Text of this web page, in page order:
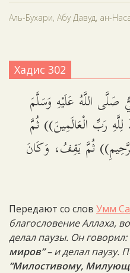
Аль-Бухари, Абу Давуд, ан-
Хадис 302
اللَّهُ عَلَيْهِ وَسَلَّمَ
رَبِّ الْعَالَمِينَ)) ثُمَّ
ثُمَّ يَقِفُ، وَكَانَ
Передают со слов Умм
благословение Аллаха,
делал паузы. Он говорил:
миров”– и делал паузу.
“Милостивому,